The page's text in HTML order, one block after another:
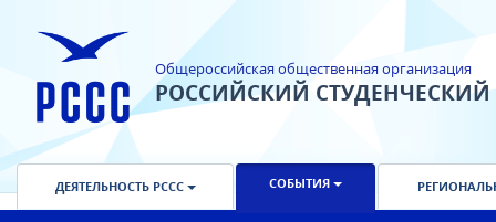
Общероссийская общественная организация
РОССИЙСКИЙ
ДЕЯТЕЛЬНОСТЬ РССС СОБЫТИЯ